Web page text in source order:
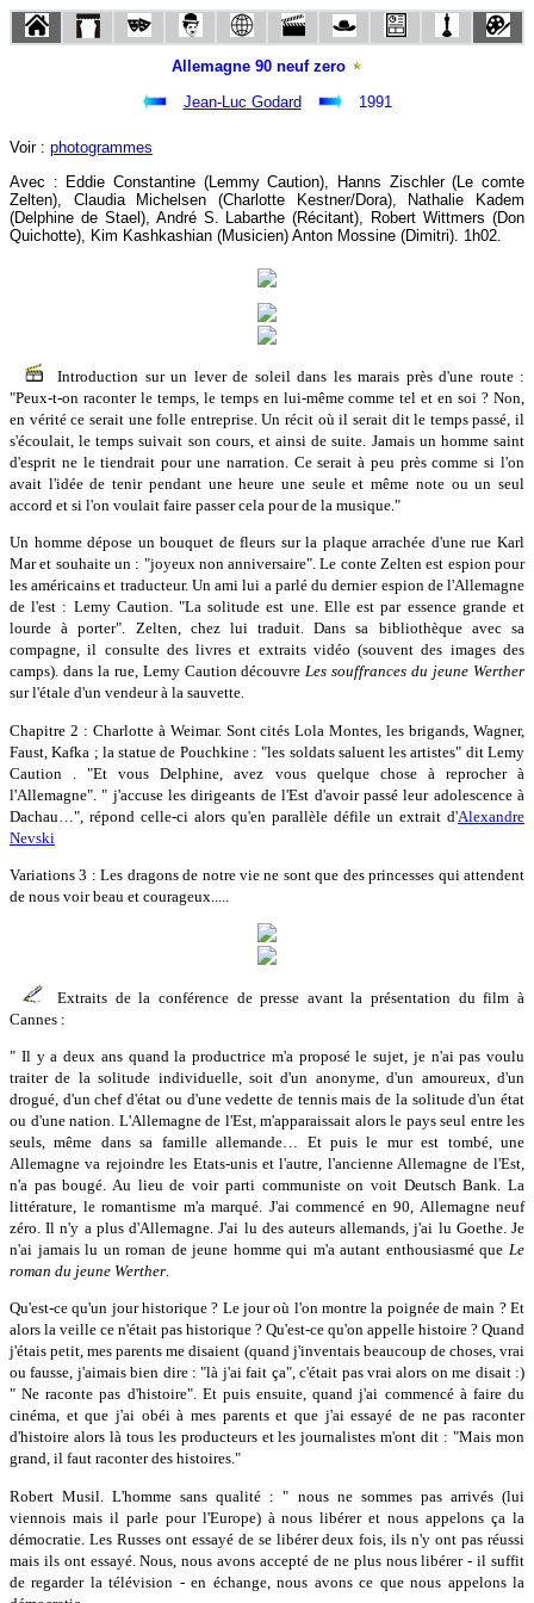
Allemagne 90 neuf zero
Jean-Luc Godard
1991
Voir : photogrammes
Avec : Eddie Constantine (Lemmy Caution), Hanns Zischler (Le comte
Zelten), Claudia Michelsen (Charlotte Kestner/Dora), Nathalie Kadem
(Delphine de Stael), André S. Labarthe (Récitant), Robert Wittmers (Don
Quichotte), Kim Kashkashian (Musicien) Anton Mossine (Dimitri). 1h02.
Introduction sur un lever de soleil dans les marais près d'une route :
"Peux-t-on raconter le temps, le temps en lui-même comme tel et en soi ? Non,
en vérité ce serait une folle entreprise. Un récit où il serait dit le temps passé, il
s'écoulait, le temps suivait son cours, et ainsi de suite. Jamais un homme saint
d'esprit ne le tiendrait pour une narration. Ce serait à peu près comme si l'on
avait l'idée de tenir pendant une heure une seule et même note ou un seul
accord et si l'on voulait faire passer cela pour de la musique."
Un homme dépose un bouquet de fleurs sur la plaque arrachée d'une rue Karl
Mar et souhaite un : "joyeux non anniversaire". Le conte Zelten est espion pour
les américains et traducteur. Un ami lui a parlé du dernier espion de l'Allemagne
de l'est : Lemy Caution. "La solitude est une. Elle est par essence grande et
lourde à porter". Zelten, chez lui traduit. Dans sa bibliothèque avec sa
compagne, il consulte des livres et extraits vidéo (souvent des images des
camps). dans la rue, Lemy Caution découvreLes souffrances du jeune Werther
sur l'étale d'un vendeur à la sauvette.
Chapitre 2 : Charlotte à Weimar. Sont cités Lola Montes, les brigands, Wagner,
Faust, Kafka ; la statue de Pouchkine : "les soldats saluent les artistes" dit Lemy
Caution . "Et vous Delphine, avez vous quelque chose à reprocher à
l'Allemagne". " j'accuse les dirigeants de l'Est d'avoir passé leur adolescence à
Dachau…", répond celle-ci alors qu'en parallèle défile un extrait d'Alexandre
Nevski
Variations 3 : Les dragons de notre vie ne sont que des princesses qui attendent
de nous voir beau et courageux.....
Extraits de la conférence de presse avant la présentation du film à
Cannes :
" Il y a deux ans quand la productrice m'a proposé le sujet, je n'ai pas voulu
traiter de la solitude individuelle, soit d'un anonyme, d'un amoureux, d'un
drogué, d'un chef d'état ou d'une vedette de tennis mais de la solitude d'un état
ou d'une nation. L'Allemagne de l'Est, m'apparaissait alors le pays seul entre les
seuls, même dans sa famille allemande… Et puis le mur est tombé, une
Allemagne va rejoindre les Etats-unis et l'autre, l'ancienne Allemagne de l'Est,
n'a pas bougé. Au lieu de voir parti communiste on voit Deutsch Bank. La
littérature, le romantisme m'a marqué. J'ai commencé en 90, Allemagne neuf
zéro. Il n'y a plus d'Allemagne. J'ai lu des auteurs allemands, j'ai lu Goethe. Je
n'ai jamais lu un roman de jeune homme qui m'a autant enthousiasmé que Le
roman du jeune Werther
Qu'est-ce qu'un jour historique ? Le jour où l'on montre la poignée de main ? Et
alors la veille ce n'était pas historique ? Qu'est-ce qu'on appelle histoire ? Quand
j'étais petit, mes parents me disaient (quand j'inventais beaucoup de choses, vrai
ou fausse, j'aimais bien dire : "là j'ai fait ça", c'était pas vrai alors on me disait :)
" Ne raconte pas d'histoire". Et puis ensuite, quand j'ai commencé à faire du
cinéma, et que j'ai obéi à mes parents et que j'ai essayé de ne pas raconter
d'histoire alors là tous les producteurs et les journalistes m'ont dit : "Mais mon
grand, il faut raconter des histoires."
Robert Musil. L'homme sans qualité : " nous ne sommes pas arrivés (lui
viennois mais il parle pour l'Europe) à nous libérer et nous appelons ça la
démocratie. Les Russes ont essayé de se libérer deux fois, ils n'y ont pas réussi
mais ils ont essayé. Nous, nous avons accepté de ne plus nous libérer - il suffit
de regarder la télévision - en échange, nous avons ce que nous appelons la